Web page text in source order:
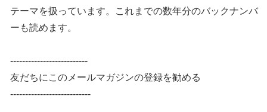
テーマを扱っています。これまでの数年分のバックナンバ
ーも読めます。
--------------------------
友だちにこのメールマガジンの登録を勧める
---------------------------